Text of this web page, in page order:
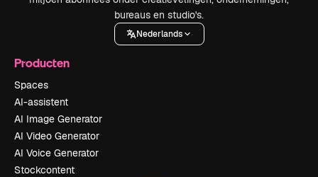
bureaus en studio's.
Nederlands
Producten
Spaces
AI-assistent
AI Image Generator
AI Video Generator
AI Voice Generator
Stockcontent